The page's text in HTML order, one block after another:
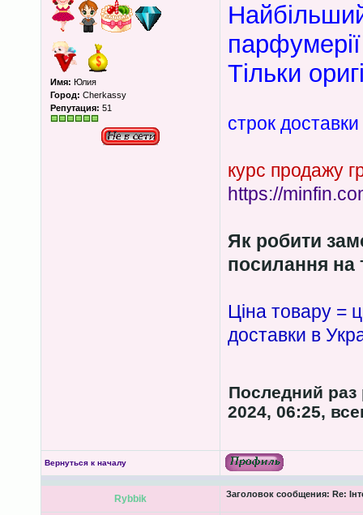
Имя: Юлия
Город: Cherkassy
Репутация: 51
Тільки
строк
курс продажу
https://
Як робити
посилання на
Ціна товару =
доставки в
Последний
2024, 06:25,
Вернуться к началу
Rybbik Заголовок сообщения: Re: